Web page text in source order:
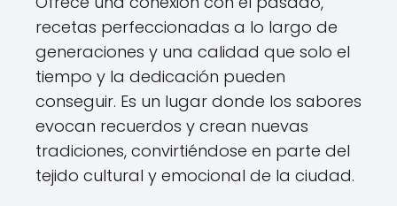
recetas perfeccionadas a lo largo de
generaciones y una calidad que solo el
tiempo y la dedicación pueden
conseguir. Es un lugar donde los sabores
evocan recuerdos y crean nuevas
tradiciones, convirtiéndose en parte del
tejido cultural y emocional de la ciudad.